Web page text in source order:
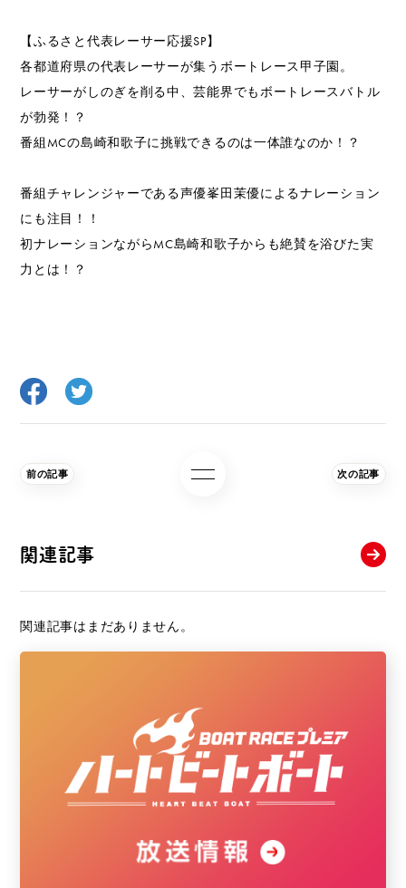
【ふるさと代表レーサー応援SP】
各都道府県の代表レーサーが集うボートレース甲子園。
レーサーがしのぎを削る中、芸能界でもボートレースバトル
が勃発！？
番組MCの島崎和歌子に挑戦できるのは一体誰なのか！？
番組チャレンジャーである声優峯田茉優によるナレーション
にも注目！！
初ナレーションながらMC島崎和歌子からも絶賛を浴びた実
力とは！？
前の記事 次の記事
関連記事
関連記事はまだありません。